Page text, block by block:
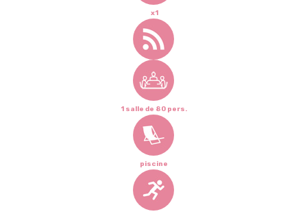
x1
1 salle de 80 pers.
piscine